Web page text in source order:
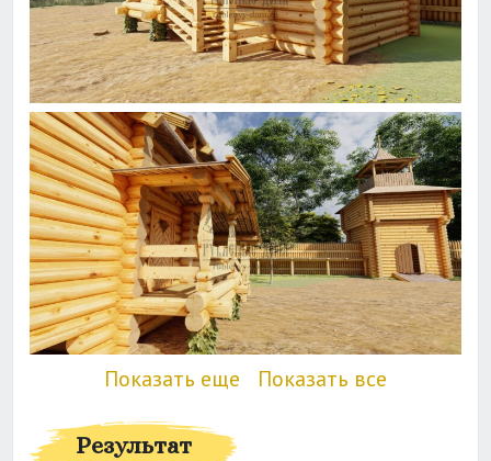
Показать еще Показать все
Результат